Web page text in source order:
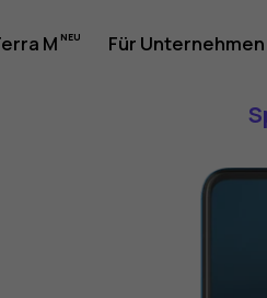
M Für Unternehmen